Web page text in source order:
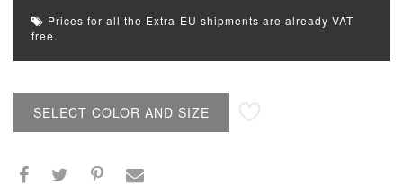
Prices for all the Extra-EU shipments are already VAT
free.
SELECT COLOR AND SIZE